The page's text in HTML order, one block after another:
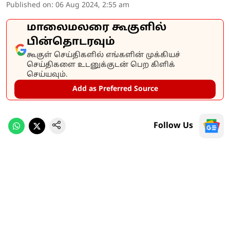
Published on: 06 Aug 2024, 2:55 am
மாலைமலரை கூகுளில்
பின்தொடரவும்
கூகுள் செய்திகளில் எங்களின் முக்கியச்
செய்திகளை உடனுக்குடன் பெற கிளிக்
செய்யவும்.
Add as Preferred Source
Follow Us